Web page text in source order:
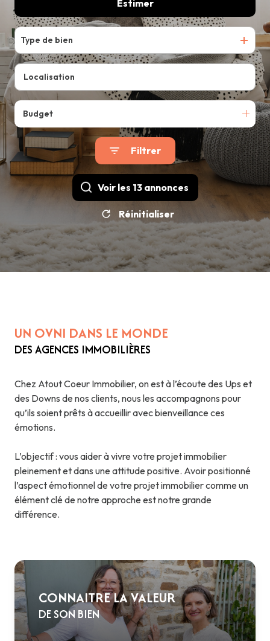
NOS
SERVICES
CONTACT
Estimer
Type de bien
Budget
Filtrer
Voir les 13annonces
Réinitialiser
CONNAITRE LA VALEUR
DE SON BIEN
UN OVNI DANS LE MONDE
DES AGENCES IMMOBILIÈRES
Chez Atout Coeur Immobilier, on est à l’écoute des Ups et
des Downs de nos clients, nous les accompagnons pour
qu’ils soient prêts à accueillir avec bienveillance ces
émotions.
L’objectif : vous aider à vivre votre projet immobilier
pleinement et dans une attitude positive. Avoir positionné
l’aspect émotionnel de votre projet immobilier comme un
élément clé de notre approche est notre grande
différence.